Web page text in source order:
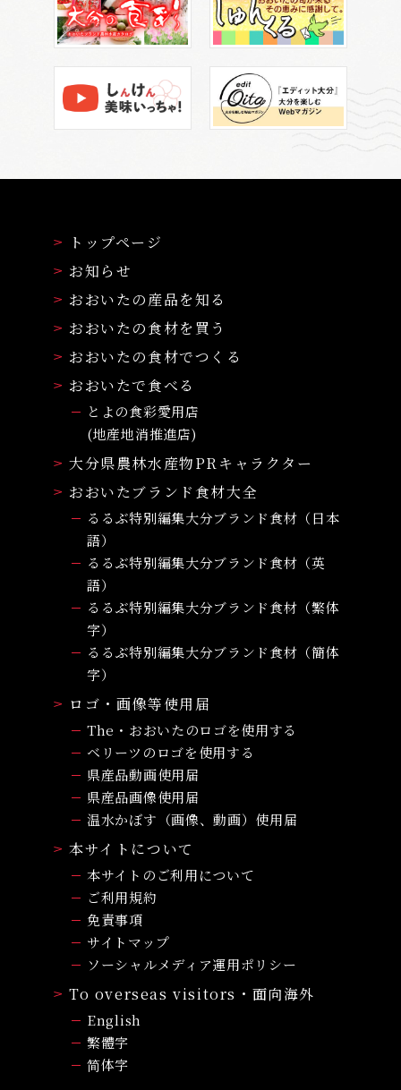
トップページ
お知らせ
おおいたの産品を知る
おおいたの食材を買う
おおいたの食材でつくる
おおいたで食べる
とよの食彩愛用店
(地産地消推進店)
大分県農林水産物PRキャラクター
おおいたブランド食材大全
るるぶ特別編集大分ブランド食材（日本
語）
るるぶ特別編集大分ブランド食材（英
語）
るるぶ特別編集大分ブランド食材（繁体
字）
るるぶ特別編集大分ブランド食材（簡体
字）
ロゴ・画像等使用届
The・おおいたのロゴを使用する
ベリーツのロゴを使用する
県産品動画使用届
県産品画像使用届
温水かぼす（画像、動画）使用届
本サイトについて
本サイトのご利用について
ご利用規約
免責事項
サイトマップ
ソーシャルメディア運用ポリシー
To overseas visitors・面向海外
English
繁體字
简体字